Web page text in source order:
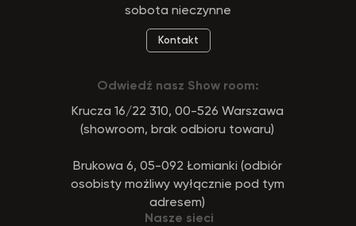
sobota nieczynne
Odwiedź nasz Show room:
Krucza 16/22 310, 00-526 Warszawa
(showroom, brak odbioru towaru)
Brukowa 6, 05-092 Łomianki (odbiór
osobisty możliwy wyłącznie pod tym
adresem)
Kontakt
Nasze sieci